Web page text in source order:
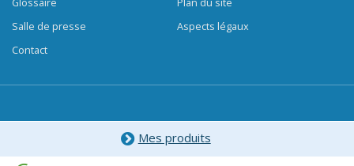
Salle de presse
Contact
Aspects légaux
Mes produits